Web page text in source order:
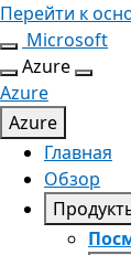
Перейти к
Microsoft
Azure
Azure
Azure
Главная
Обзор